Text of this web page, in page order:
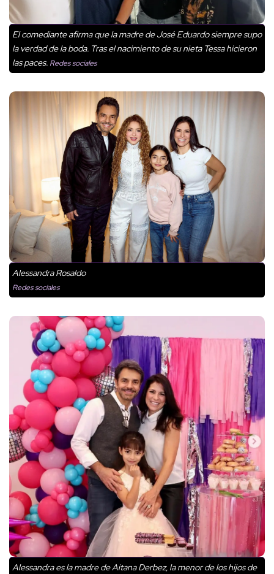
El comediante afirma que la madre de José Eduardo siempre supo
la verdad de la boda. Tras el nacimiento de su nieta Tessa hicieron
las paces. Redes sociales
Alessandra Rosaldo
Redes sociales
Alessandra es la madre de Aitana Derbez, la menor de los hijos de